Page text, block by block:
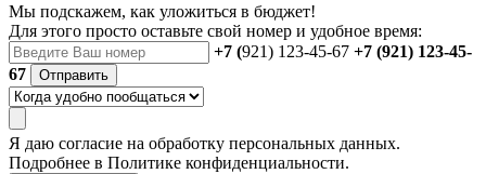
Мы подскажем, как уложиться в бюджет!
Для этого просто оставьте свой номер и удобное время:
+7 (921) 123-45-67 +7 (921) 123-45-
67
Отправить
Я даю согласие на обработку персональных данных.
Подробнее в Политике конфиденциальности.